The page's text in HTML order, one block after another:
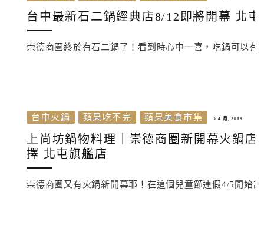
台中最新石二鍋經典店8/12即將開幕 北
崇德商圈終於有石二鍋了！看到時心中一喜，吃鍋可以
台中火鍋 蘋果吃不完 蘋果美食市集 6 4 月, 2019
上尚坊鍋物料理｜崇德商圈新開幕火鍋
擇 北屯旗艦店
崇德商圈又有火鍋新開幕耶！在這個兒童節連假4/5開始